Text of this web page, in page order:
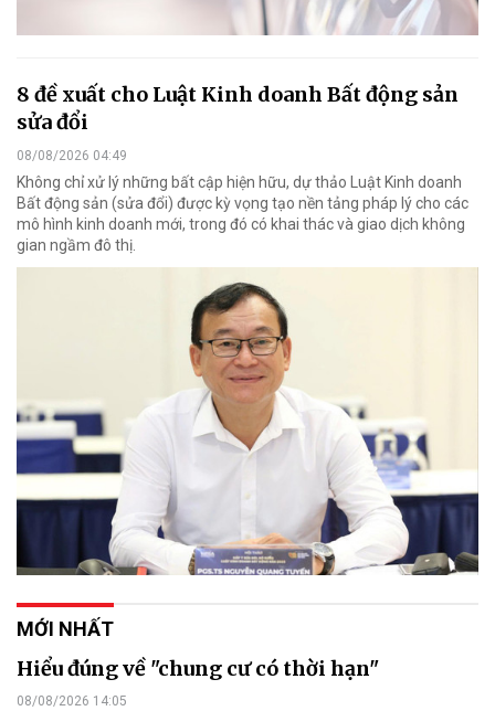
8 đề xuất cho Luật Kinh doanh Bất động sản
sửa đổi
08/08/2026 04:49
Không chỉ xử lý những bất cập hiện hữu, dự thảo Luật Kinh doanh
Bất động sản (sửa đổi) được kỳ vọng tạo nền tảng pháp lý cho các
mô hình kinh doanh mới, trong đó có khai thác và giao dịch không
gian ngầm đô thị.
MỚI NHẤT
Hiểu đúng về "chung cư có thời hạn"
08/08/2026 14:05